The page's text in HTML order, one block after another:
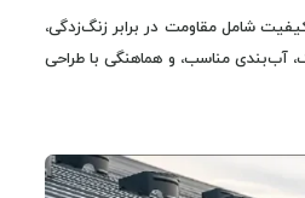
شامل مقاومت در برابر زنگ‌زدگی،
آب‌بندی مناسب، و هماهنگی با طراحی